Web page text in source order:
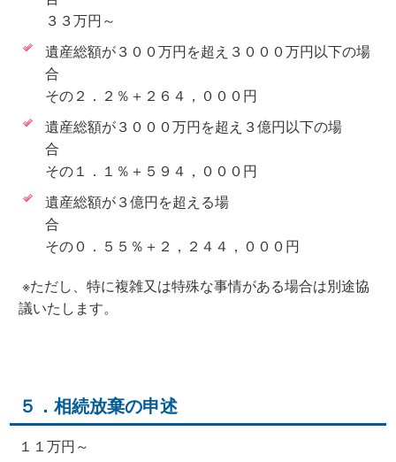
３３万円～
遺産総額が３００万円を超え３０００万円以下の場
合
その２．２％＋２６４，０００円
遺産総額が３０００万円を超え３億円以下の場
合
その１．１％＋５９４，０００円
遺産総額が３億円を超える場
合
その０．５５％＋２，２４４，０００円
※ただし、特に複雑又は特殊な事情がある場合は別途協
議いたします。
５．相続放棄の申述
１１万円～